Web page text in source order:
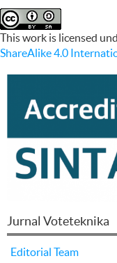
This work is licensed
ShareAlike 4.0
Jurnal Voteteknika
Editorial Team